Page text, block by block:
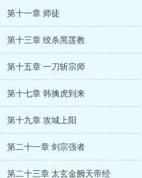
第十一章 师徒
第十三章 绞杀黑莲教
第十五章 一刀斩宗师
第十七章 韩擒虎到来
第十九章 攻城上阳
第二十一章 剑宗强者
第二十三章 太玄金阙天帝经